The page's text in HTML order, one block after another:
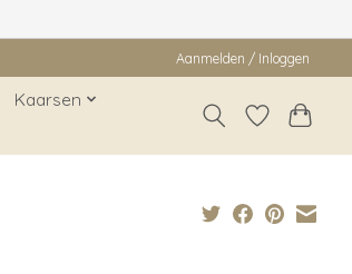
Aanmelden / Inloggen
Kaarsen